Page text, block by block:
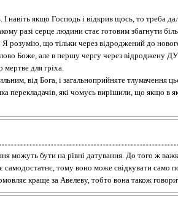
якщо Господь і відкрив щось, то треба
разі серце людини стає готовим збагнути
що тільки через відроджений до
Боже, але в першу чергу через відроджену
мертве для гріха.
від Бога, і загальноприйняте тлумачення
які чомусь вирішили, що якщо в
бути на рівні датування. До того ж
тому воно може свідкувати само
краще за Авелеву, тобто вона також